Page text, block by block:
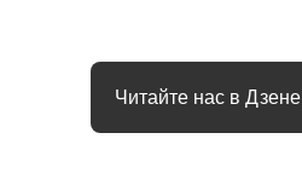
Читайте нас в Дзене